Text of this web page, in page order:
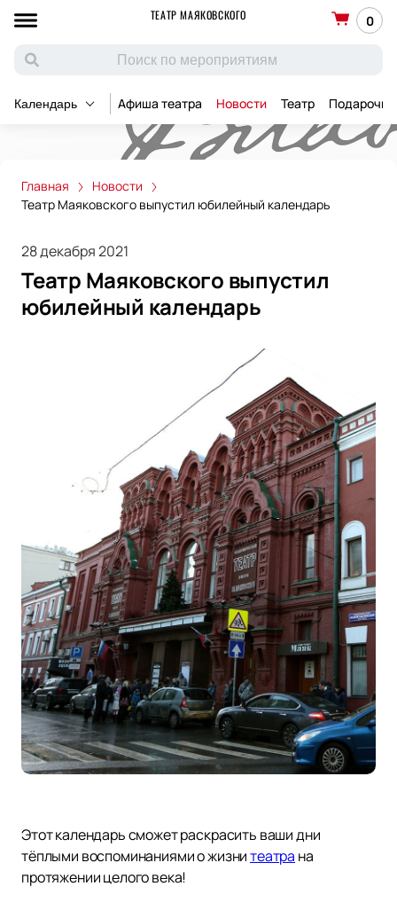
ТЕАТР МАЯКОВСКОГО 0
Календарь Афиша театра Новости Театр
Главная
Новости
Театр Маяковского выпустил юбилейный календарь
28 декабря 2021
Театр Маяковского выпустил
юбилейный календарь
Этот календарь сможет раскрасить ваши дни
тёплыми воспоминаниями о жизнитеатра на
протяжении целого века!